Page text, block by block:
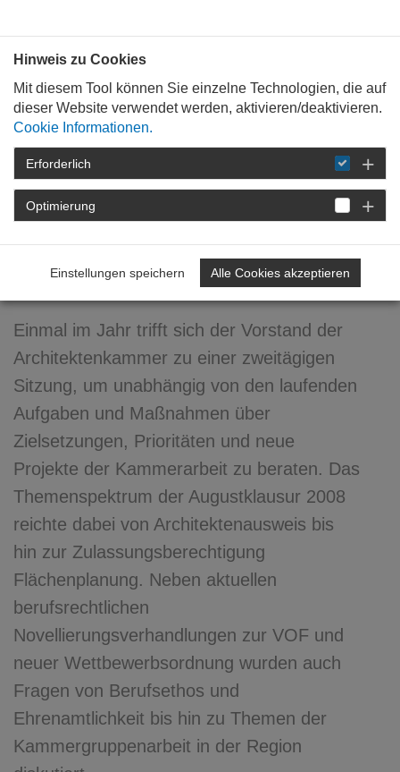
STARTSEITE DETAIL
Weichen für die Zukunft
stellen
Einmal im Jahr trifft sich der Vorstand der
Architektenkammer zu einer zweitägigen
Sitzung, um unabhängig von den laufenden
Aufgaben und Maßnahmen über
Zielsetzungen, Prioritäten und neue
Projekte der Kammerarbeit zu beraten. Das
Themenspektrum der Augustklausur 2008
reichte dabei von Architektenausweis bis
hin zur Zulassungsberechtigung
Flächenplanung. Neben aktuellen
berufsrechtlichen
Novellierungsverhandlungen zur VOF und
neuer Wettbewerbsordnung wurden auch
Fragen von Berufsethos und
Ehrenamtlichkeit bis hin zu Themen der
Kammergruppenarbeit in der Region
Hinweis zu Cookies
Mit diesem Tool können Sie einzelne Technologien, die auf
dieser Website verwendet werden, aktivieren/deaktivieren.
Cookie Informationen.
Erforderlich
Optimierung
Einstellungen speichern Alle Cookies akzeptieren